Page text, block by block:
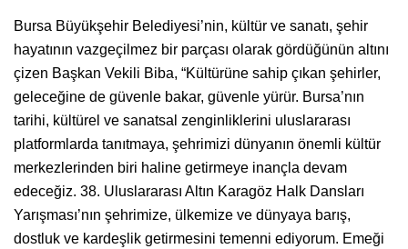
Bursa Büyükşehir Belediyesi’nin, kültür ve sanatı, şehir
hayatının vazgeçilmez bir parçası olarak gördüğünün altını
çizen Başkan Vekili Biba, “Kültürüne sahip çıkan şehirler,
geleceğine de güvenle bakar, güvenle yürür. Bursa’nın
tarihi, kültürel ve sanatsal zenginliklerini uluslararası
platformlarda tanıtmaya, şehrimizi dünyanın önemli kültür
merkezlerinden biri haline getirmeye inançla devam
edeceğiz. 38. Uluslararası Altın Karagöz Halk Dansları
Yarışması’nın şehrimize, ülkemize ve dünyaya barış,
dostluk ve kardeşlik getirmesini temenni ediyorum. Emeği